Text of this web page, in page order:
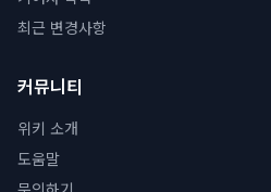
최근 변경사항
커뮤니티
위키 소개
도움말